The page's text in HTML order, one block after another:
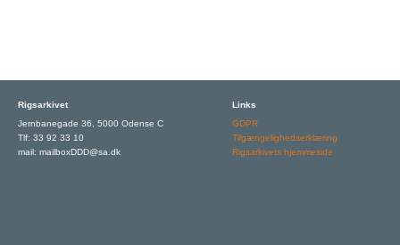
Rigsarkivet
Jernbanegade 36, 5000 Odense C
Tlf: 33 92 33 10
mail: mailboxDDD@sa.dk
Links
GDPR
Tilgængelighedserklæring
Rigsarkivets hjemmeside